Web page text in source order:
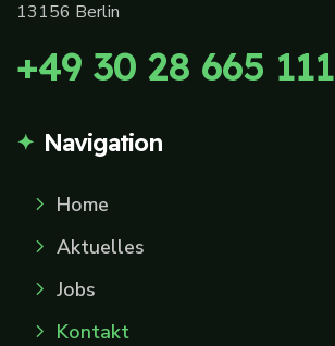
13156 Berlin
+49 30 28 665 111
Navigation
Home
Aktuelles
Jobs
Kontakt